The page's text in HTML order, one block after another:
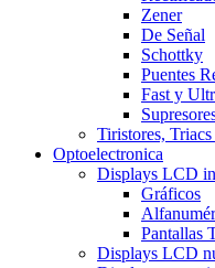
Zener
De Señal
Schottky
Puentes
Fast y
Tiristores,
Optoelectronica
Displays LCD
Gráficos
Pantallas
Displays LCD